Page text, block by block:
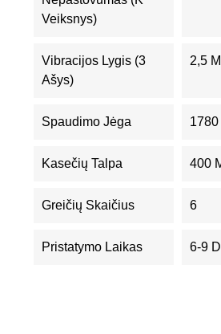
Veiksnys)
Vibracijos Lygis (3
Ašys)
2,5
Spaudimo Jėga 1780
Kasečių Talpa 400
Greičių Skaičius 6
Pristatymo Laikas 6-9